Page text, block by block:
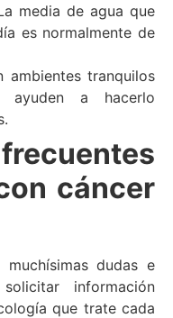
media de agua que
es normalmente de
ambientes tranquilos
a hacerlo
cáncer
muchísimas dudas e
información
que trate cada